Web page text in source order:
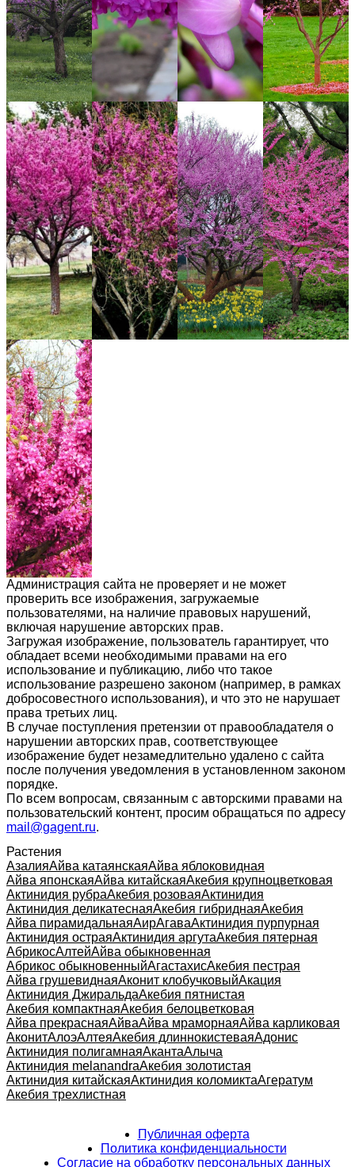
Администрация сайта не проверяет и не может
проверить все изображения, загружаемые
пользователями, на наличие правовых нарушений,
включая нарушение авторских прав.
Загружая изображение, пользователь гарантирует, что
обладает всеми необходимыми правами на его
использование и публикацию, либо что такое
использование разрешено законом (например, в рамках
добросовестного использования), и что это не нарушает
права третьих лиц.
В случае поступления претензии от правообладателя о
нарушении авторских прав, соответствующее
изображение будет незамедлительно удалено с сайта
после получения уведомления в установленном законом
порядке.
По всем вопросам, связанным с авторскими правами на
пользовательский контент, просим обращаться по адресу
mail@gagent.ru.
Растения
АзалияАйва катаянскаяАйва яблоковидная
Айва японскаяАйва китайскаяАкебия крупноцветковая
Актинидия рубраАкебия розоваяАктинидия
Актинидия деликатеснаяАкебия гибриднаяАкебия
Айва пирамидальнаяАирАгаваАктинидия пурпурная
Актинидия остраяАктинидия аргутаАкебия пятерная
АбрикосАлтейАйва обыкновенная
Абрикос обыкновенныйАгастахисАкебия пестрая
Айва грушевиднаяАконит клобучковыйАкация
Актинидия ДжиральдаАкебия пятнистая
Акебия компактнаяАкебия белоцветковая
Айва прекраснаяАйваАйва мраморнаяАйва карликовая
АконитАлоэАлтеяАкебия длиннокистеваяАдонис
Актинидия полигамнаяАкантаАлыча
Актинидия melanandraАкебия золотистая
Актинидия китайскаяАктинидия коломиктаАгератум
Акебия трехлистная
Публичная оферта
Политика конфиденциальности
Согласие на обработку персональных данных